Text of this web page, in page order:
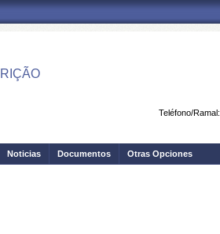
Teléfono/Ramal:
Noticias Documentos Otras Opciones